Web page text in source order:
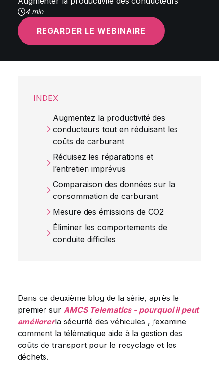
4 min
REGARDER LE WEBINAIRE
INDEX
Augmentez la productivité des
conducteurs tout en réduisant les
coûts de carburant
Réduisez les réparations et
l’entretien imprévus
Comparaison des données sur la
consommation de carburant
Mesure des émissions de CO2
Éliminer les comportements de
conduite difficiles
Dans ce deuxième blog de la série, après le
premier sur AMCS Telematics - pourquoi il peut
améliorerla sécurité des véhicules , j’examine
comment la télématique aide à la gestion des
coûts de transport pour le recyclage et les
déchets.